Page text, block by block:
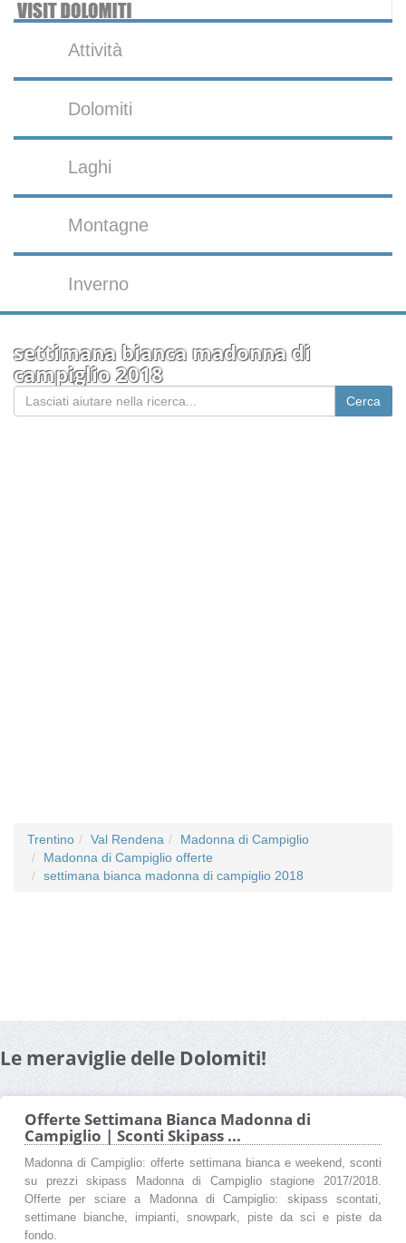
Attività
Dolomiti
Laghi
Montagne
Inverno
settimana bianca madonna di
campiglio 2018
Trentino Val Rendena
Madonna di Campiglio
Madonna di Campiglio offerte
settimana bianca madonna di campiglio 2018
Le meraviglie delle Dolomiti!
Offerte Settimana Bianca Madonna di
Campiglio | Sconti Skipass ...
Madonna di Campiglio: offerte settimana bianca e weekend, sconti
su prezzi skipass Madonna di Campiglio stagione 2017/2018.
Offerte per sciare a Madonna di Campiglio: skipass scontati,
settimane bianche, impianti, snowpark, piste da sci e piste da
fondo.